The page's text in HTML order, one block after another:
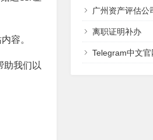
容。
助我们以
广州资产评估公
离职证明补办
Telegram中文官